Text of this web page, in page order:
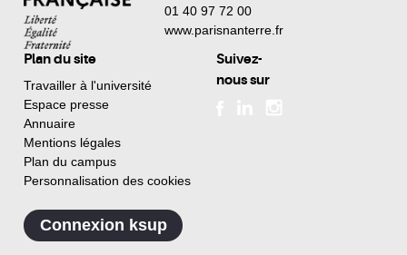
01 40 97 72 00
www.parisnanterre.fr
Plan du site
Travailler à l'université
Espace presse
Annuaire
Mentions légales
Plan du campus
Personnalisation des cookies
Suivez-
nous sur
Connexion ksup